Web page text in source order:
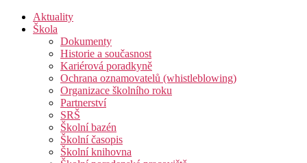
Aktuality
Škola
Dokumenty
Historie a současnost
Kariérová poradkyně
Ochrana oznamovatelů (whistleblowing)
Organizace školního roku
Partnerství
SRŠ
Školní bazén
Školní časopis
Školní knihovna